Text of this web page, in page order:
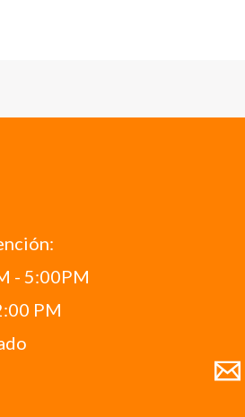
- 5:00PM
PM